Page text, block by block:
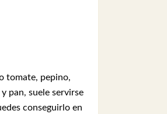
tomate, pepino,
pan, suele servirse
conseguirlo en